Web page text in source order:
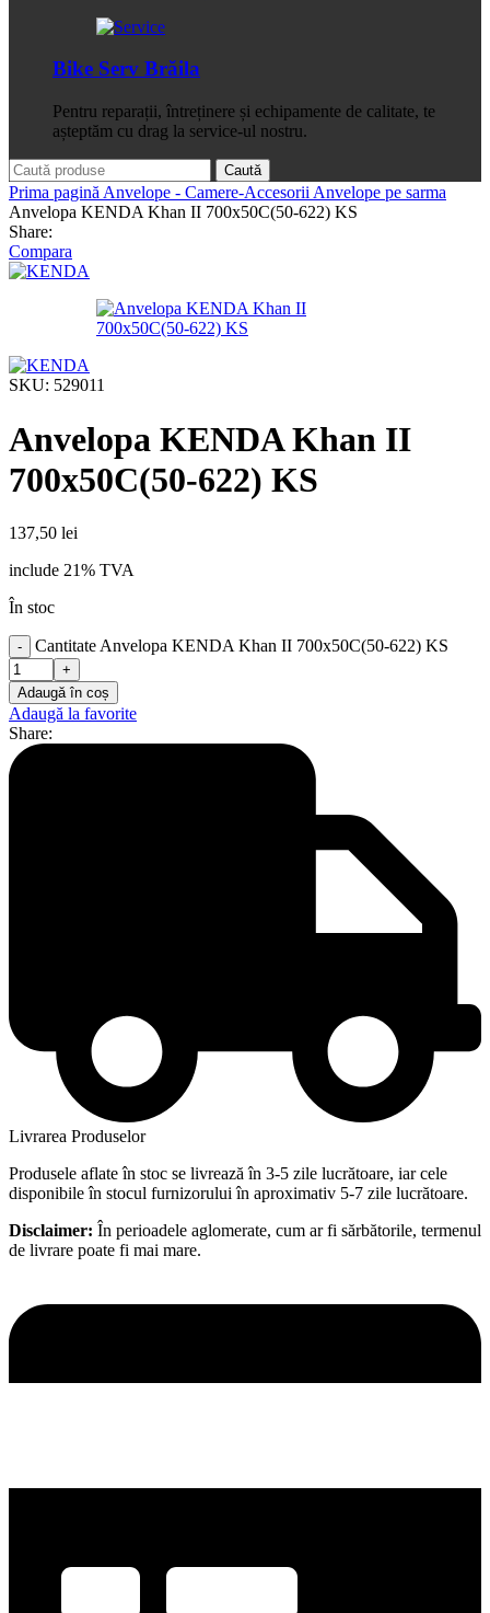
Bike Serv Brăila
Pentru reparații, întreținere și echipamente de calitate, te
așteptăm cu drag la service-ul nostru.
Caută
Prima pagină Anvelope - Camere-Accesorii Anvelope pe sarma
Anvelopa KENDA Khan II 700x50C(50-622) KS
Share:
Compara
SKU: 529011
Anvelopa KENDA Khan II
700x50C(50-622) KS
137,50 lei
include 21% TVA
În stoc
Cantitate Anvelopa KENDA Khan II 700x50C(50-622) KS
Adaugă în coș
Adaugă la favorite
Share:
Livrarea Produselor
Produsele aflate în stoc se livrează în 3-5 zile lucrătoare, iar cele
disponibile în stocul furnizorului în aproximativ 5-7 zile lucrătoare.
Disclaimer: În perioadele aglomerate, cum ar fi sărbătorile, termenul
de livrare poate fi mai mare.